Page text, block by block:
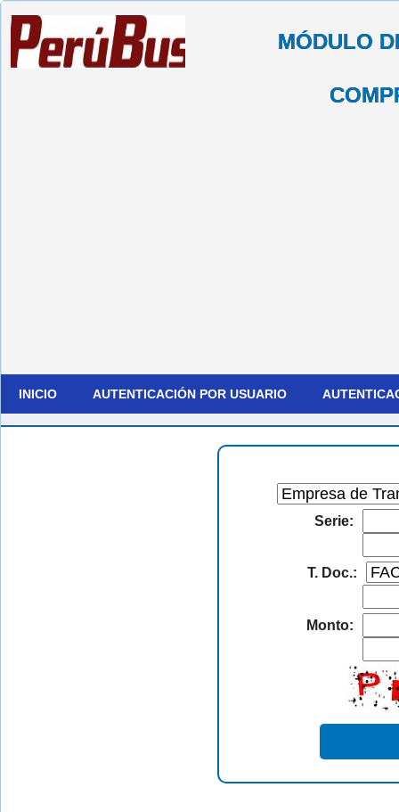
MÓDULO
INICIO AUTENTICACIÓN POR USUARIO
Serie:
T. Doc.:
Monto: